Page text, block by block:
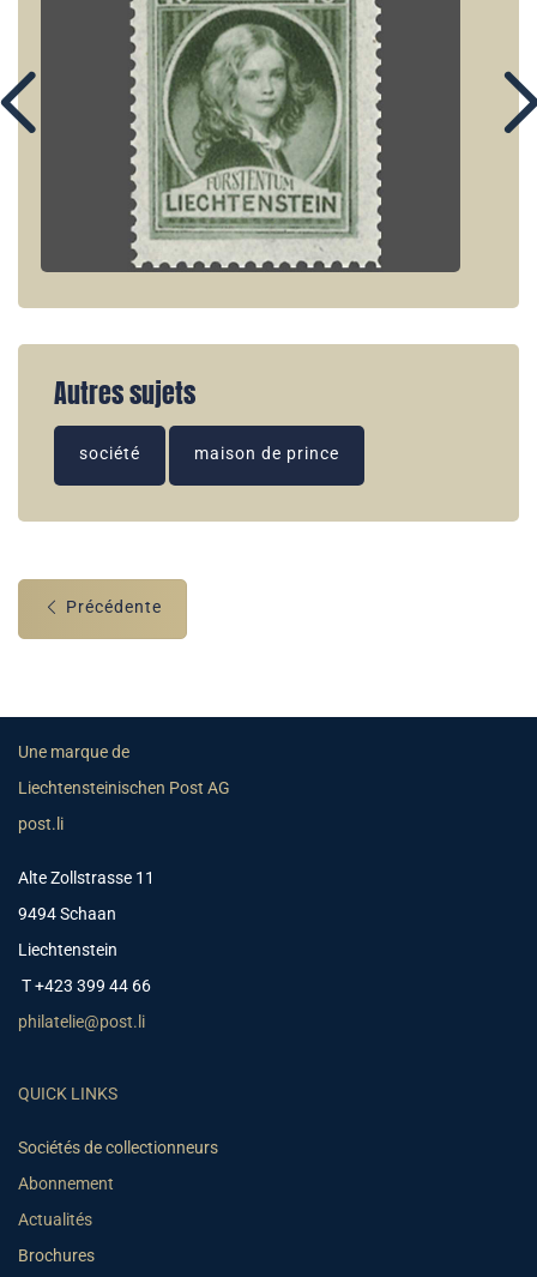
Autres sujets
société maison de prince
Précédente
Une marque de
Liechtensteinischen Post AG
post.li
Alte Zollstrasse 11
9494 Schaan
Liechtenstein
T +423 399 44 66
philatelie@post.li
QUICK LINKS
Sociétés de collectionneurs
Abonnement
Actualités
Brochures